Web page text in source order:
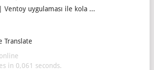
Ventoy uygulaması ile kola ...
Translate
in 0,061 seconds.